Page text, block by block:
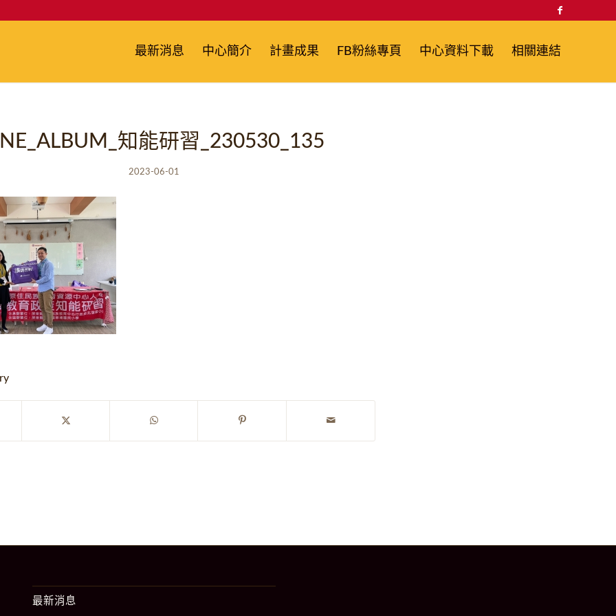
最新消息 中心簡介 計畫成果 FB粉絲專頁 中心資料下載 相關連結
知能研習_230530_135
2023-06-01
最新消息